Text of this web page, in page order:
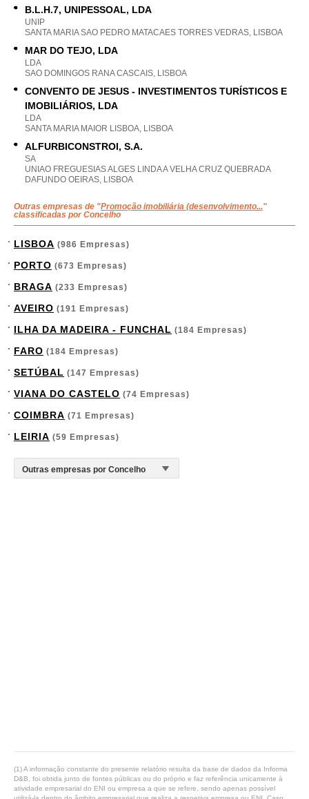
B.L.H.7, UNIPESSOAL, LDA
UNIP
SANTA MARIA SAO PEDRO MATACAES TORRES VEDRAS, LISBOA
MAR DO TEJO, LDA
LDA
SAO DOMINGOS RANA CASCAIS, LISBOA
CONVENTO DE JESUS - INVESTIMENTOS TURÍSTICOS E
IMOBILIÁRIOS, LDA
LDA
SANTA MARIA MAIOR LISBOA, LISBOA
ALFURBICONSTROI, S.A.
SA
UNIAO FREGUESIAS ALGES LINDA A VELHA CRUZ QUEBRADA
DAFUNDO OEIRAS, LISBOA
Outras empresas de "Promoção imobiliária (desenvolvimento..."
classificadas por Concelho
LISBOA (986 Empresas)
PORTO (673 Empresas)
BRAGA (233 Empresas)
AVEIRO (191 Empresas)
ILHA DA MADEIRA - FUNCHAL (184 Empresas)
FARO (184 Empresas)
SETÚBAL (147 Empresas)
VIANA DO CASTELO (74 Empresas)
COIMBRA (71 Empresas)
LEIRIA (59 Empresas)
(1) A informação constante do presente relatório resulta da base de dados da Informa
D&B, foi obtida junto de fontes públicas ou do próprio e faz referência unicamente à
atividade empresarial do ENI ou empresa a que se refere, sendo apenas possível